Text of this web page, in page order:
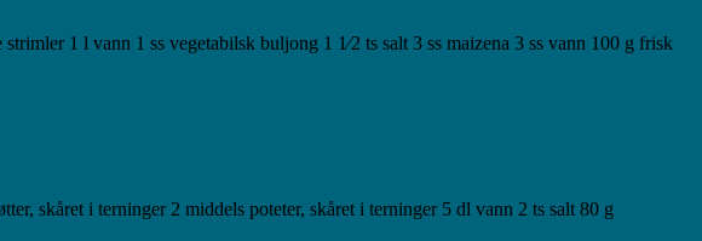
1 l vann 1 ss vegetabilsk buljong 1 1⁄2 ts salt 3 ss maizena 3 ss vann 100 g frisk
skåret i terninger 2 middels poteter, skåret i terninger 5 dl vann 2 ts salt 80 g